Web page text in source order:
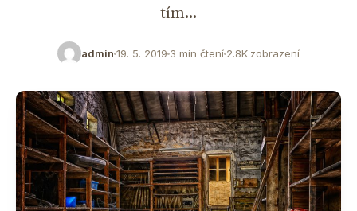
tím…
admin 19. 5. 2019 3 min čtení 2.8K zobrazení